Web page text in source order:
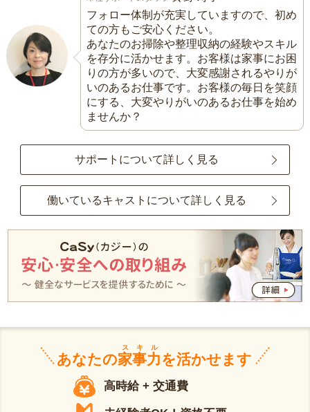
フォロー体制が充実していますので、初め
ての方もご安心ください。
あなたのお掃除や整理収納の経験やスキル
を存分に活かせます。お客様は家事にお困
りの方が多いので、大変感謝されるやりが
いのあるお仕事です。お客様の毎日を笑顔
にする、大変やりがいのあるお仕事を始め
ませんか？
サポートについて詳しく見る
働いているキャストについて詳しく見る
あなたの家事力
スキル
を活かせます
高時給 + 交通費